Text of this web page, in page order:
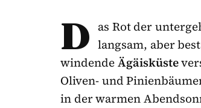
D as Rot der
langsam, aber
windendeÄgäisküste
Oliven- und
in der warmen